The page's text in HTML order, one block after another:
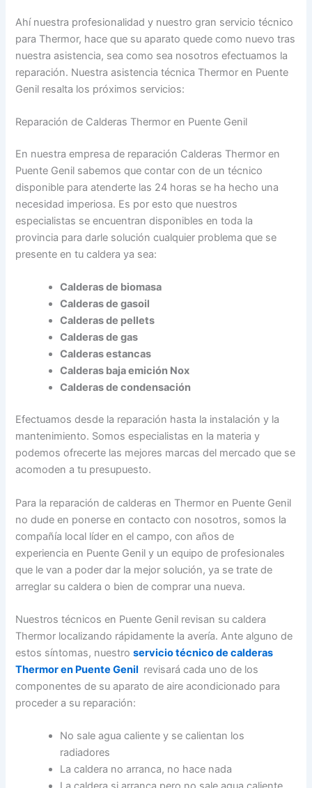
Ahí nuestra profesionalidad y nuestro gran servicio técnico
para Thermor, hace que su aparato quede como nuevo tras
nuestra asistencia, sea como sea nosotros efectuamos la
reparación. Nuestra asistencia técnica Thermor en Puente
Genil resalta los próximos servicios:
Reparación de Calderas Thermor en Puente Genil
En nuestra empresa de reparación Calderas Thermor en
Puente Genil sabemos que contar con de un técnico
disponible para atenderte las 24 horas se ha hecho una
necesidad imperiosa. Es por esto que nuestros
especialistas se encuentran disponibles en toda la
provincia para darle solución cualquier problema que se
presente en tu caldera ya sea:
Calderas de biomasa
Calderas de gasoil
Calderas de pellets
Calderas de gas
Calderas estancas
Calderas baja emición Nox
Calderas de condensación
Efectuamos desde la reparación hasta la instalación y la
mantenimiento. Somos especialistas en la materia y
podemos ofrecerte las mejores marcas del mercado que se
acomoden a tu presupuesto.
Para la reparación de calderas en Thermor en Puente Genil
no dude en ponerse en contacto con nosotros, somos la
compañía local líder en el campo, con años de
experiencia en Puente Genil y un equipo de profesionales
que le van a poder dar la mejor solución, ya se trate de
arreglar su caldera o bien de comprar una nueva.
Nuestros técnicos en Puente Genil revisan su caldera
Thermor localizando rápidamente la avería. Ante alguno de
estos síntomas, nuestroservicio técnico de calderas
Thermor en Puente Genil revisará cada uno de los
componentes de su aparato de aire acondicionado para
proceder a su reparación:
No sale agua caliente y se calientan los
radiadores
La caldera no arranca, no hace nada